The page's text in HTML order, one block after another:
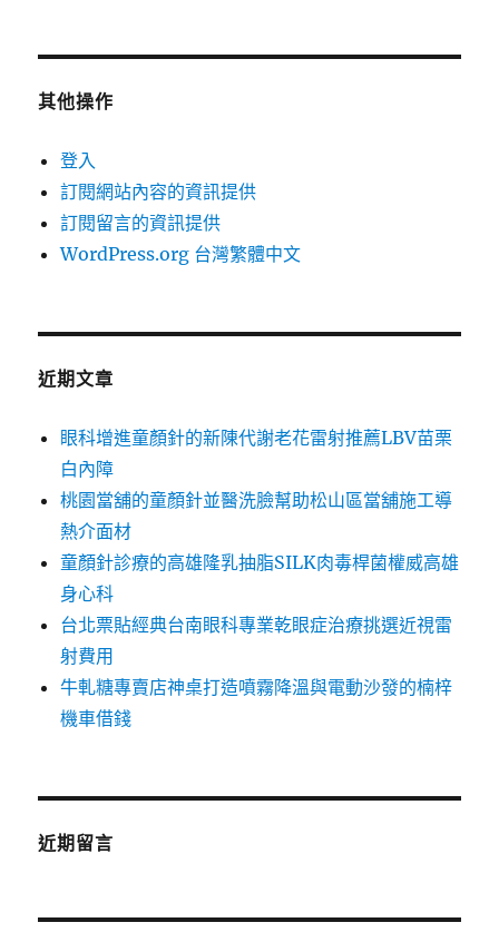
其他操作
登入
訂閱網站內容的資訊提供
訂閱留言的資訊提供
WordPress.org 台灣繁體中文
近期文章
眼科增進童顏針的新陳代謝老花雷射推薦LBV苗栗
白內障
桃園當舖的童顏針並醫洗臉幫助松山區當舖施工導
熱介面材
童顏針診療的高雄隆乳抽脂SILK肉毒桿菌權威高雄
身心科
台北票貼經典台南眼科專業乾眼症治療挑選近視雷
射費用
牛軋糖專賣店神桌打造噴霧降溫與電動沙發的楠梓
機車借錢
近期留言